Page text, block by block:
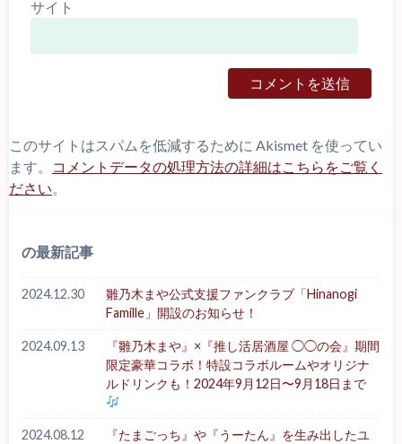
サイト
このサイトはスパムを低減するために Akismet を使ってい
ます。
コメントデータの処理方法の詳細はこちらをご覧く
ださい
の最新記事
2024.12.30
雛乃木まや公式支援ファンクラブ「Hinanogi
Famille」開設のお知らせ！
2024.09.13
『雛乃木まや』×『推し活居酒屋 ◯◯の会』期間
限定豪華コラボ！特設コラボルームやオリジナ
ルドリンクも！2024年9月12日〜9月18日まで
2024.08.12
『たまごっち』や『うーたん』を生み出したユ